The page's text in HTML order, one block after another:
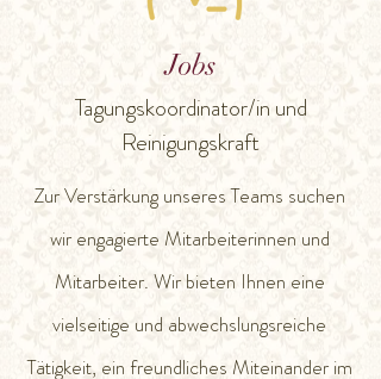
Jobs
Tagungskoordinator/in und
Reinigungskraft
Zur Verstärkung unseres Teams suchen
wir engagierte Mitarbeiterinnen und
Mitarbeiter. Wir bieten Ihnen eine
vielseitige und abwechslungsreiche
Tätigkeit, ein freundliches Miteinander im